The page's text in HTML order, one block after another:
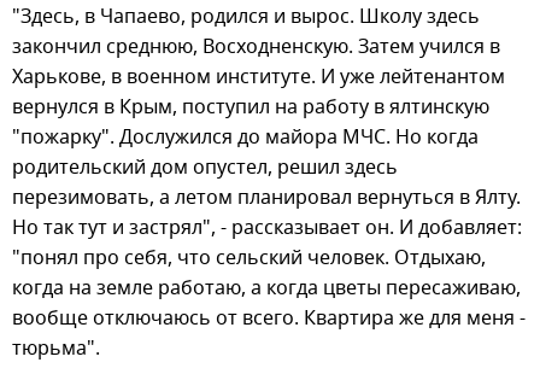
"Здесь, в Чапаево, родился и вырос. Школу здесь
закончил среднюю, Восходненскую. Затем учился в
Харькове, в военном институте. И уже лейтенантом
вернулся в Крым, поступил на работу в ялтинскую
"пожарку". Дослужился до майора МЧС. Но когда
родительский дом опустел, решил здесь
перезимовать, а летом планировал вернуться в Ялту.
Но так тут и застрял", - рассказывает он. И добавляет:
"понял про себя, что сельский человек. Отдыхаю,
когда на земле работаю, а когда цветы пересаживаю,
вообще отключаюсь от всего. Квартира же для меня -
тюрьма".